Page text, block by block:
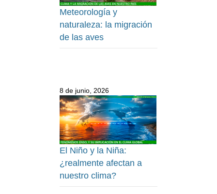
Meteorología y
naturaleza: la migración
de las aves
8 de junio, 2026
El Niño y la Niña:
¿realmente afectan a
nuestro clima?